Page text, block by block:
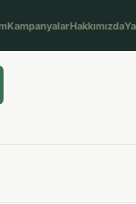
KampanyalarHakkımızda